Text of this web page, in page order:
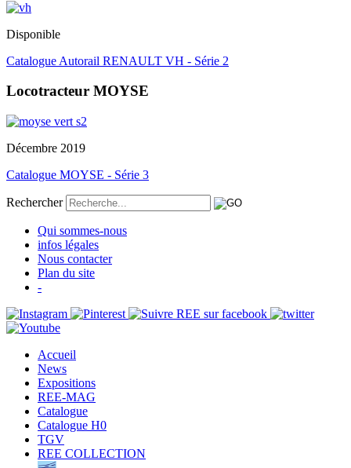
Disponible
Catalogue Autorail RENAULT VH - Série 2
Locotracteur MOYSE
Décembre 2019
Catalogue MOYSE - Série 3
Rechercher
Qui sommes-nous
infos légales
Nous contacter
Plan du site
-
Accueil
News
Expositions
REE-MAG
Catalogue
Catalogue H0
TGV
REE COLLECTION